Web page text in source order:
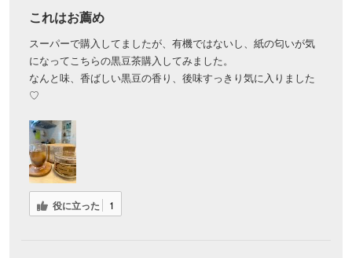
これはお薦め
スーパーで購入してましたが、有機ではないし、紙の匂いが気
になってこちらの黒豆茶購入してみました。
なんと味、香ばしい黒豆の香り、後味すっきり気に入りました
♡
役に立った 1